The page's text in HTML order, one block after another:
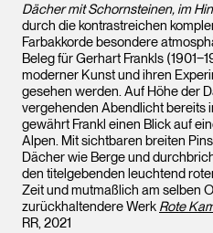
Dächer mit Schornsteinen, im
durch die kontrastreichen
Farbakkorde besondere
Beleg für Gerhart Frankls
moderner Kunst und ihren
gesehen werden. Auf Höhe der
vergehenden Abendlicht bereits
gewährt Frankl einen Blick auf
Alpen. Mit sichtbaren breiten
Dächer wie Berge und
den titelgebenden leuchtend
Zeit und mutmaßlich am selben
zurückhaltendere Werk Rote
RR, 2021